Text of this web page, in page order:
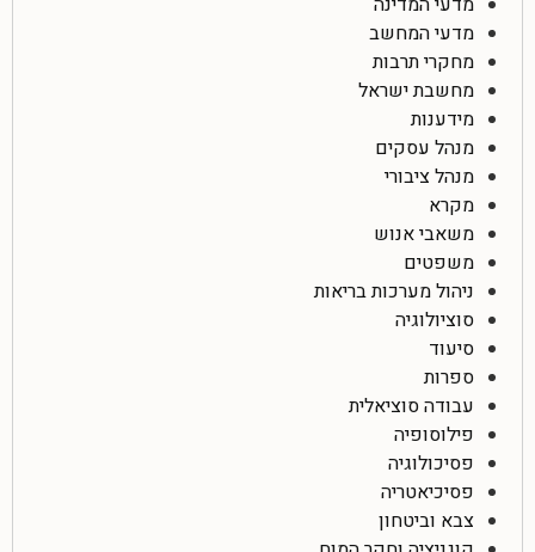
מדעי המחשב
מחקרי תרבות
מחשבת ישראל
מידענות
מנהל עסקים
מנהל ציבורי
מקרא
משאבי אנוש
משפטים
ניהול מערכות בריאות
סוציולוגיה
סיעוד
ספרות
עבודה סוציאלית
פילוסופיה
פסיכולוגיה
פסיכיאטריה
צבא וביטחון